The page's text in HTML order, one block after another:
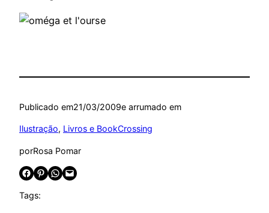
Publicado em21/03/2009e arrumado em
Ilustração, Livros e BookCrossing
porRosa Pomar
Share on Facebook Share on Pinterest Share on WhatsApp Email this Page
Tags: